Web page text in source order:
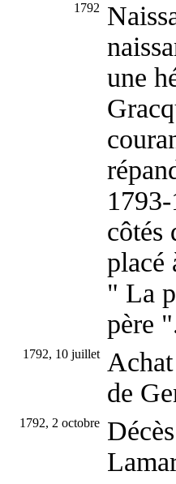
1792
une
côtés
placé
" La
père
1792, 10 juillet
de
1792, 2 octobre